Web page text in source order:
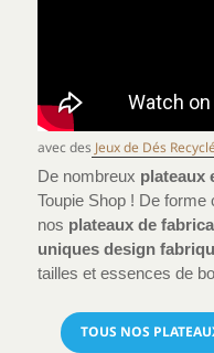
avec des Jeux de Dés
De nombreux plateaux
Toupie Shop ! De
nos plateaux de
uniques design
tailles et essences de
TOUS NOS